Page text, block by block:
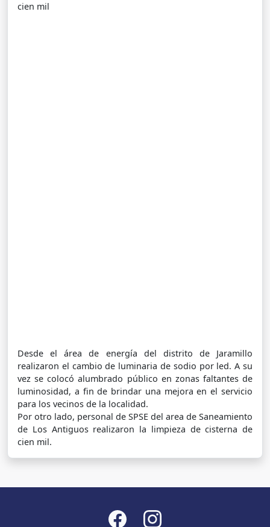
cien mil
Desde el área de energía del distrito de Jaramillo
realizaron el cambio de luminaria de sodio por led. A su
vez se colocó alumbrado público en zonas faltantes de
luminosidad, a fin de brindar una mejora en el servicio
para los vecinos de la localidad.
Por otro lado, personal de SPSE del area de Saneamiento
de Los Antiguos realizaron la limpieza de cisterna de
cien mil.